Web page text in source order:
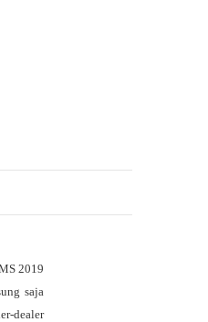
2019
saja
dealer